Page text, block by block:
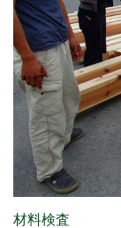
材料検査